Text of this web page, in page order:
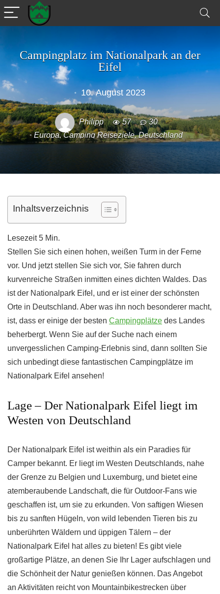
Campingplatz im Nationalpark an der
Eifel
10. August 2023
Philipp 57
30
Europa,Camping Reiseziele,Deutschland
Inhaltsverzeichnis
Stellen Sie sich einen hohen, weißen Turm in der Ferne
vor. Und jetzt stellen Sie sich vor, Sie fahren durch
kurvenreiche Straßen inmitten eines dichten Waldes. Das
ist der Nationalpark Eifel, und er ist einer der schönsten
Orte in Deutschland. Aber was ihn noch besonderer macht,
ist, dass er einige der besten Campingplätze des Landes
beherbergt. Wenn Sie auf der Suche nach einem
unvergesslichen Camping-Erlebnis sind, dann sollten Sie
sich unbedingt diese fantastischen Campingplätze im
Nationalpark Eifel ansehen!
Lage – Der Nationalpark Eifel liegt im
Westen von Deutschland
Der Nationalpark Eifel ist weithin als ein Paradies für
Camper bekannt. Er liegt im Westen Deutschlands, nahe
der Grenze zu Belgien und Luxemburg, und bietet eine
atemberaubende Landschaft, die für Outdoor-Fans wie
geschaffen ist, um sie zu erkunden. Von saftigen Wiesen
bis zu sanften Hügeln, von wild lebenden Tieren bis zu
unberührten Wäldern und üppigen Tälern – der
Nationalpark Eifel hat alles zu bieten! Es gibt viele
großartige Plätze, an denen Sie Ihr Lager aufschlagen und
die Schönheit der Natur genießen können. Das Angebot
an Aktivitäten reicht von Mountainbikestrecken über